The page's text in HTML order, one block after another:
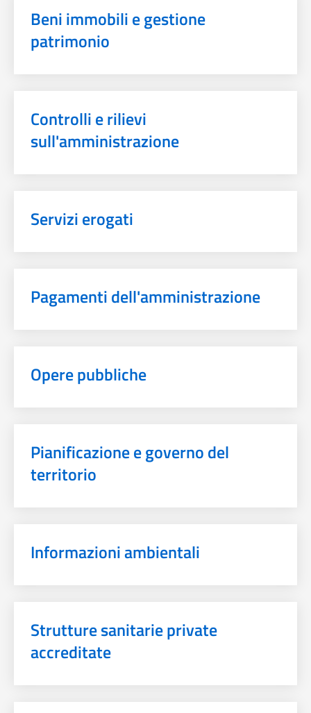
Beni immobili e gestione
patrimonio
Controlli e rilievi
sull'amministrazione
Servizi erogati
Pagamenti dell'amministrazione
Opere pubbliche
Pianificazione e governo del
territorio
Informazioni ambientali
Strutture sanitarie private
accreditate